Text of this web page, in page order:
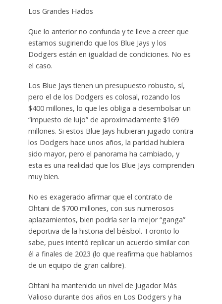
Los Grandes Hados
Que lo anterior no confunda y te lleve a creer que
estamos sugiriendo que los Blue Jays y los
Dodgers están en igualdad de condiciones. No es
el caso.
Los Blue Jays tienen un presupuesto robusto, sí,
pero el de los Dodgers es colosal, rozando los
$400 millones, lo que les obliga a desembolsar un
“impuesto de lujo” de aproximadamente $169
millones. Si estos Blue Jays hubieran jugado contra
los Dodgers hace unos años, la paridad hubiera
sido mayor, pero el panorama ha cambiado, y
esta es una realidad que los Blue Jays comprenden
muy bien.
No es exagerado afirmar que el contrato de
Ohtani de $700 millones, con sus numerosos
aplazamientos, bien podría ser la mejor “ganga”
deportiva de la historia del béisbol. Toronto lo
sabe, pues intentó replicar un acuerdo similar con
él a finales de 2023 (lo que reafirma que hablamos
de un equipo de gran calibre).
Ohtani ha mantenido un nivel de Jugador Más
Valioso durante dos años en Los Dodgers y ha